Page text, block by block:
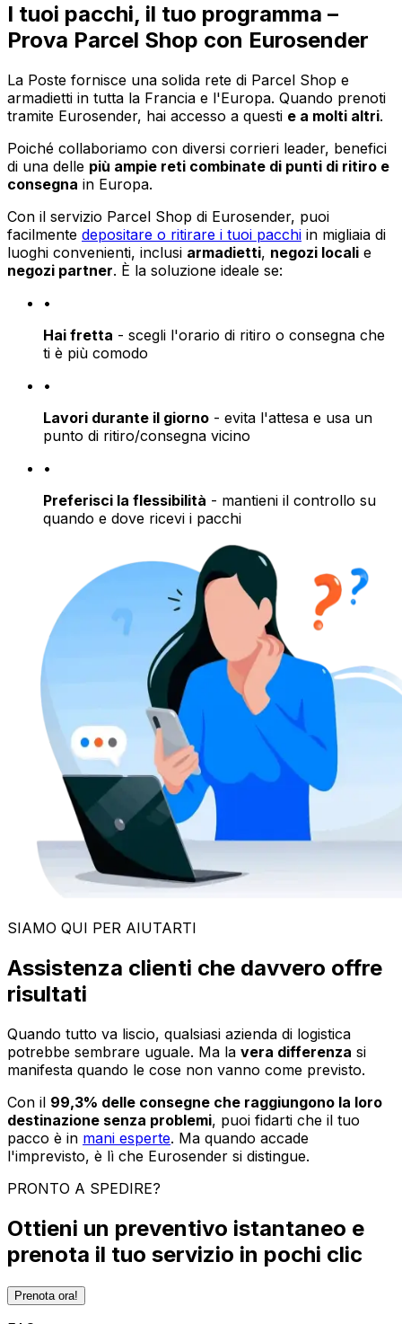
I tuoi pacchi, il tuo programma –
Prova Parcel Shop con Eurosender
La Poste fornisce una solida rete di Parcel Shop e
armadietti in tutta la Francia e l'Europa. Quando prenoti
tramite Eurosender, hai accesso a questi e a molti altri.
Poiché collaboriamo con diversi corrieri leader, benefici
di una delle più ampie reti combinate di punti di ritiro e
consegna in Europa.
Con il servizio Parcel Shop di Eurosender, puoi
facilmente depositare o ritirare i tuoi pacchi in migliaia di
luoghi convenienti, inclusi armadietti, negozi locali e
negozi partner. È la soluzione ideale se:
•
Hai fretta - scegli l'orario di ritiro o consegna che
ti è più comodo
•
Lavori durante il giorno - evita l'attesa e usa un
punto di ritiro/consegna vicino
•
Preferisci la flessibilità - mantieni il controllo su
quando e dove ricevi i pacchi
SIAMO QUI PER AIUTARTI
Assistenza clienti che davvero offre
risultati
Quando tutto va liscio, qualsiasi azienda di logistica
potrebbe sembrare uguale. Ma la vera differenza si
manifesta quando le cose non vanno come previsto.
Con il 99,3% delle consegne che raggiungono la loro
destinazione senza problemi, puoi fidarti che il tuo
pacco è in mani esperte. Ma quando accade
l'imprevisto, è lì che Eurosender si distingue.
PRONTO A SPEDIRE?
Ottieni un preventivo istantaneo e
prenota il tuo servizio in pochi clic
Prenota ora!